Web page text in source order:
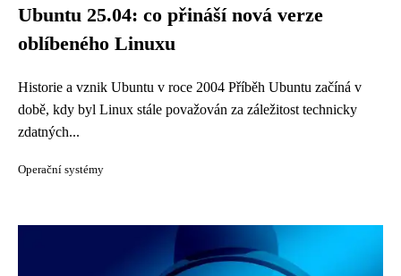
Ubuntu 25.04: co přináší nová verze
oblíbeného Linuxu
Historie a vznik Ubuntu v roce 2004 Příběh Ubuntu začíná v
době, kdy byl Linux stále považován za záležitost technicky
zdatných...
Operační systémy